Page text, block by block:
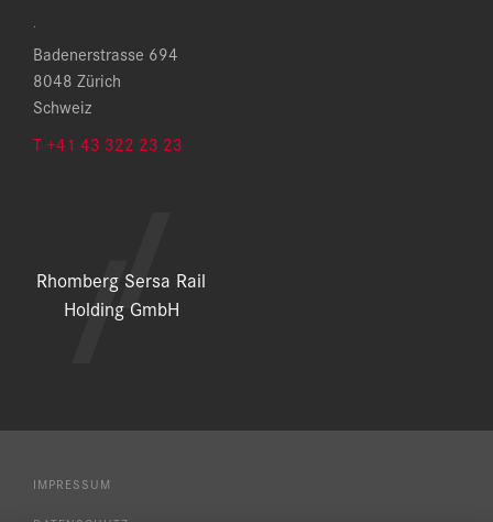
.
Badenerstrasse 694
8048 Zürich
Schweiz
T +41 43 322 23 23
Rhomberg Sersa Rail
Holding GmbH
IMPRESSUM